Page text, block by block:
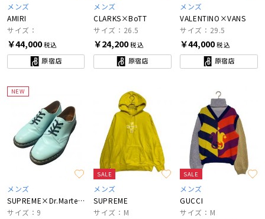
メンズ
AMIRI
サイズ：
￥44,000税込
原宿店
メンズ
CLARKS×BoTT
サイズ：26.5
￥24,200税込
原宿店
メンズ
VALENTINO×VANS
サイズ：29.5
￥44,000税込
原宿店
NEW
メンズ
SUPREME×Dr.Martens
サイズ：9
SALE
メンズ
SUPREME
サイズ：M
SALE
メンズ
GUCCI
サイズ：M